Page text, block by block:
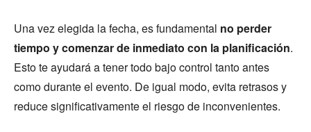
Una vez elegida la fecha, es fundamental no perder
tiempo y comenzar de inmediato con la planificación.
Esto te ayudará a tener todo bajo control tanto antes
como durante el evento. De igual modo, evita retrasos y
reduce significativamente el riesgo de inconvenientes.